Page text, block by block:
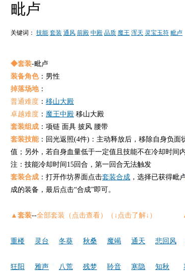
毗卢
关键词： 技能 套装 通风 前殿 中殿 品质 魔王 浑天 灵宝玉符 毗卢
◆套装-毗卢
装备角色：男性
掉落场地：
普通难度 ： 移山大殿
卓越难度 ： 魔王中殿 移山大殿
套装组成 ：项链 面具 披风 腰带
套装技能：回光返照(4件)：主动释放后，移除自身负
值；另外，若自身血量低于一定值且技能不在冷却时间
注：技能冷却时间15回合，第一回合无法触发
套装合成 ：打开作坊界面点击套装合成 ，选择已获得毗
成的装备，最后点击“合成”即可。
▲套装--全部套装（点击查看）（↓点击了解↓）
重楼 灵台 冬葵 秋桑 魔竭 通天 悲回风
狂阳 雅声 八荒 残梦 聆音 寒隐 知秋